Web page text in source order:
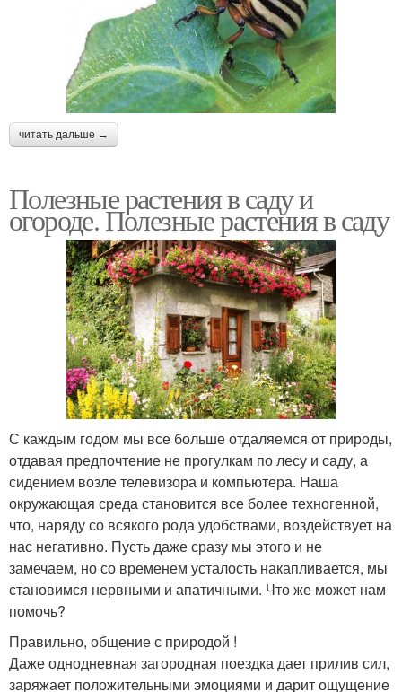
читать дальше →
Полезные растения в саду и
огороде. Полезные растения в саду
С каждым годом мы все больше отдаляемся от природы,
отдавая предпочтение не прогулкам по лесу и саду, а
сидением возле телевизора и компьютера. Наша
окружающая среда становится все более техногенной,
что, наряду со всякого рода удобствами, воздействует на
нас негативно. Пусть даже сразу мы этого и не
замечаем, но со временем усталость накапливается, мы
становимся нервными и апатичными. Что же может нам
помочь?
Правильно, общение с природой !
Даже однодневная загородная поездка дает прилив сил,
заряжает положительными эмоциями и дарит ощущение